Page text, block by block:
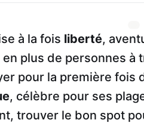
à la fois liberté,
plus de personnes à
pour la première fois
, célèbre pour ses
trouver le bon spot